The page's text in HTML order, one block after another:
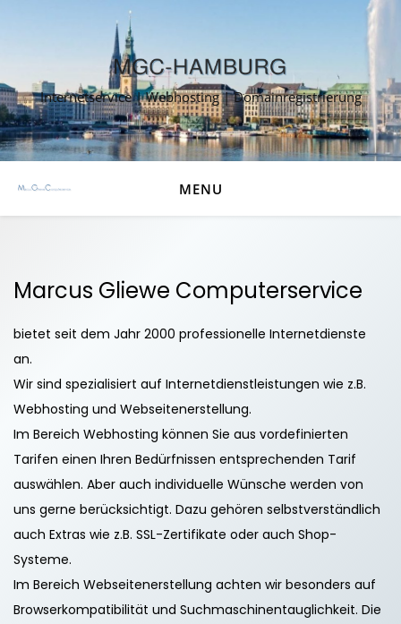
Internetservice | Webhosting | Domainregistrierung
MENU
Marcus Gliewe Computerservice
bietet seit dem Jahr 2000 professionelle Internetdienste
an.
Wir sind spezialisiert auf Internetdienstleistungen wie z.B.
Webhosting und Webseitenerstellung.
Im Bereich Webhosting können Sie aus vordefinierten
Tarifen einen Ihren Bedürfnissen entsprechenden Tarif
auswählen. Aber auch individuelle Wünsche werden von
uns gerne berücksichtigt. Dazu gehören selbstverständlich
auch Extras wie z.B. SSL-Zertifikate oder auch Shop-
Systeme.
Im Bereich Webseitenerstellung achten wir besonders auf
Browserkompatibilität und Suchmaschinentauglichkeit. Die